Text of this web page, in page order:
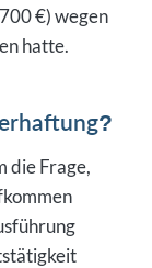
€) wegen
hatte.
die Frage,